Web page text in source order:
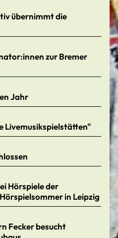
übernimmt die
zur Bremer
Jahr
Livemusikspielstätten"
Hörspiele der
in Leipzig
Fecker besucht